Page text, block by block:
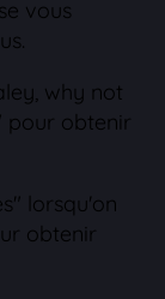
vous
why not
pour obtenir
lorsqu'on
obtenir